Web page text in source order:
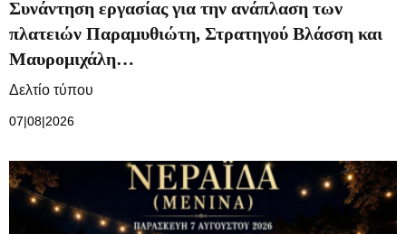
Συνάντηση εργασίας για την ανάπλαση των
πλατειών Παραμυθιώτη, Στρατηγού Βλάσση και
Μαυρομιχάλη…
Δελτίο τύπου
07|08|2026